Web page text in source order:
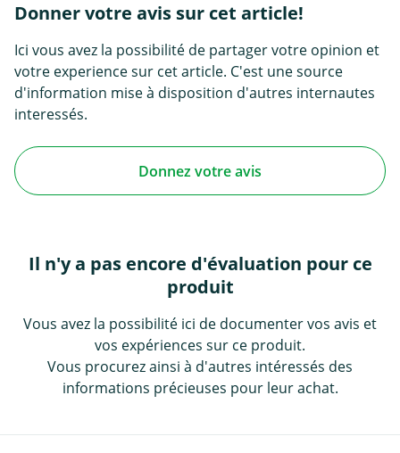
Donner votre avis sur cet article!
Ici vous avez la possibilité de partager votre opinion et
votre experience sur cet article. C'est une source
d'information mise à disposition d'autres internautes
interessés.
Donnez votre avis
Il n'y a pas encore d'évaluation pour ce
produit
Vous avez la possibilité ici de documenter vos avis et
vos expériences sur ce produit.
Vous procurez ainsi à d'autres intéressés des
informations précieuses pour leur achat.